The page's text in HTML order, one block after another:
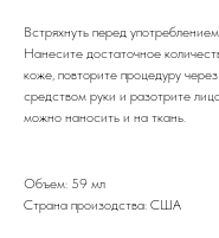
Встряхнуть перед
Нанесите достаточное
коже, повторите процедуру
средством руки и разотрите
можно наносить и на ткань.
Объем: 59 мл
Страна произодства: США